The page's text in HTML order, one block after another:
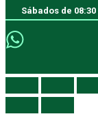
Sábados de